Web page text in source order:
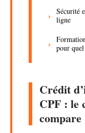
Sécurité
ligne
pour
Crédit
CPF : le
compare